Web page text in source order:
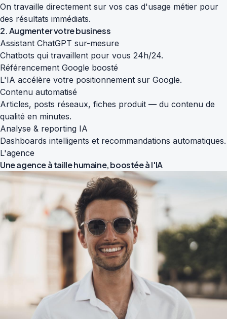
On travaille directement sur vos cas d'usage métier pour
des résultats immédiats.
2. Augmenter votre business
Assistant ChatGPT sur-mesure
Chatbots qui travaillent pour vous 24h/24.
Référencement Google boosté
L'IA accélère votre positionnement sur Google.
Contenu automatisé
Articles, posts réseaux, fiches produit — du contenu de
qualité en minutes.
Analyse & reporting IA
Dashboards intelligents et recommandations automatiques.
L'agence
Une agence à taille humaine,boostée à l'IA